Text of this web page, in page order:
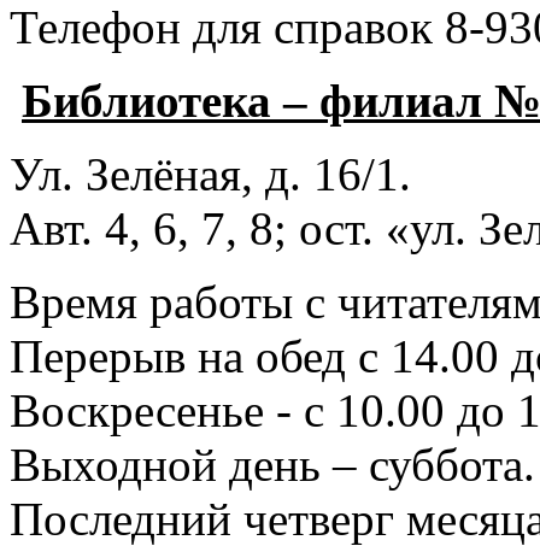
Телефон для справок 8-
Библиотека – филиал
Ул. Зелёная, д. 16/1.
Авт. 4, 6, 7, 8; ост. «ул.
Время работы с
Перерыв на обед с 14.00
Воскресенье - с 10.00 до
Выходной день – суббота.
Последний четверг